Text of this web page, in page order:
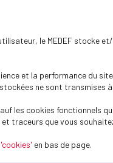
le MEDEF
et la performance du
ne sont
les cookies
que vous
'cookies' en bas de page.